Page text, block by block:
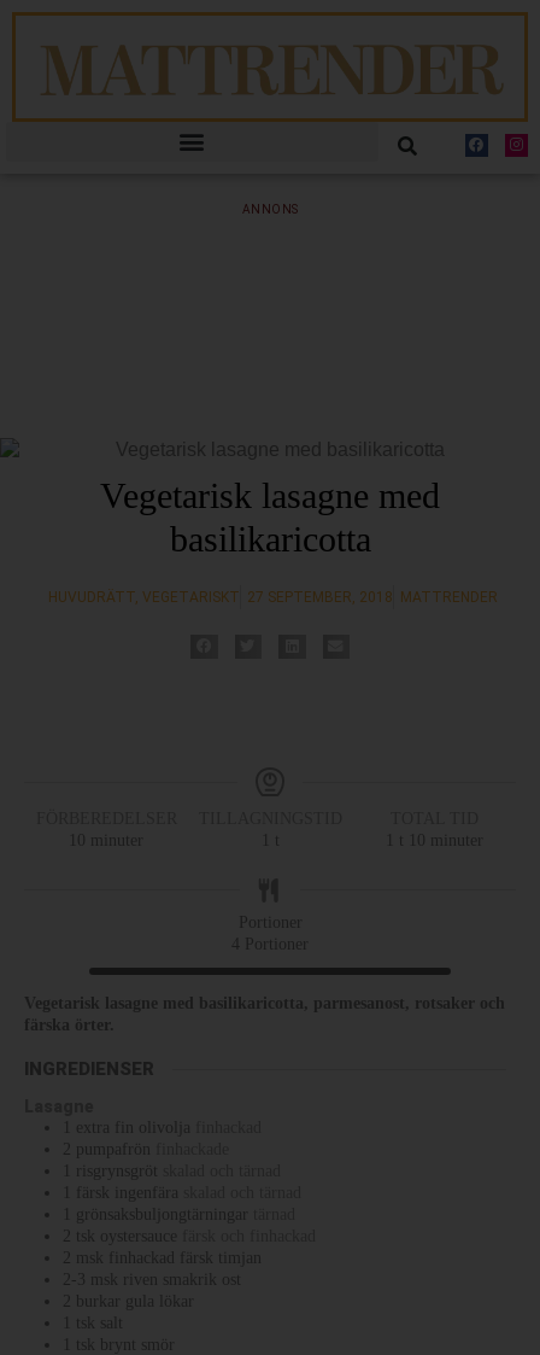
ANNONS
Vegetarisk lasagne med
basilikaricotta
HUVUDRÄTT, VEGETARISKT 27 SEPTEMBER, 2018 MATTRENDER
minuter t t minuter
Portioner
4
Portioner
Vegetarisk lasagne med basilikaricotta, parmesanost, rotsaker och
färska örter.
INGREDIENSER
extra fin olivolja
2 pumpafrön
risgrynsgröt
färsk ingenfära
grönsaksbuljongtärningar
2 tsk oystersauce
2
msk
finhackad färsk timjan
2-3
msk riven smakrik ost
2 burkar gula lökar
tsk
salt
tsk brynt smör